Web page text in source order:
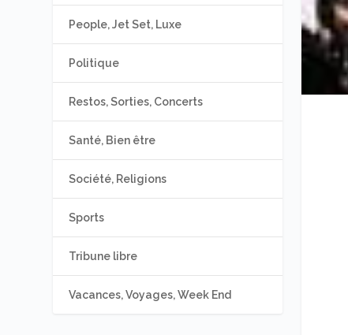
People, Jet Set, Luxe
Politique
Restos, Sorties, Concerts
Santé, Bien être
Société, Religions
Sports
Tribune libre
Vacances, Voyages, Week End